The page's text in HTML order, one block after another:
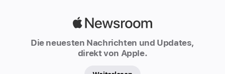
Die neuesten Nachrichten und Updates,
direkt von Apple.